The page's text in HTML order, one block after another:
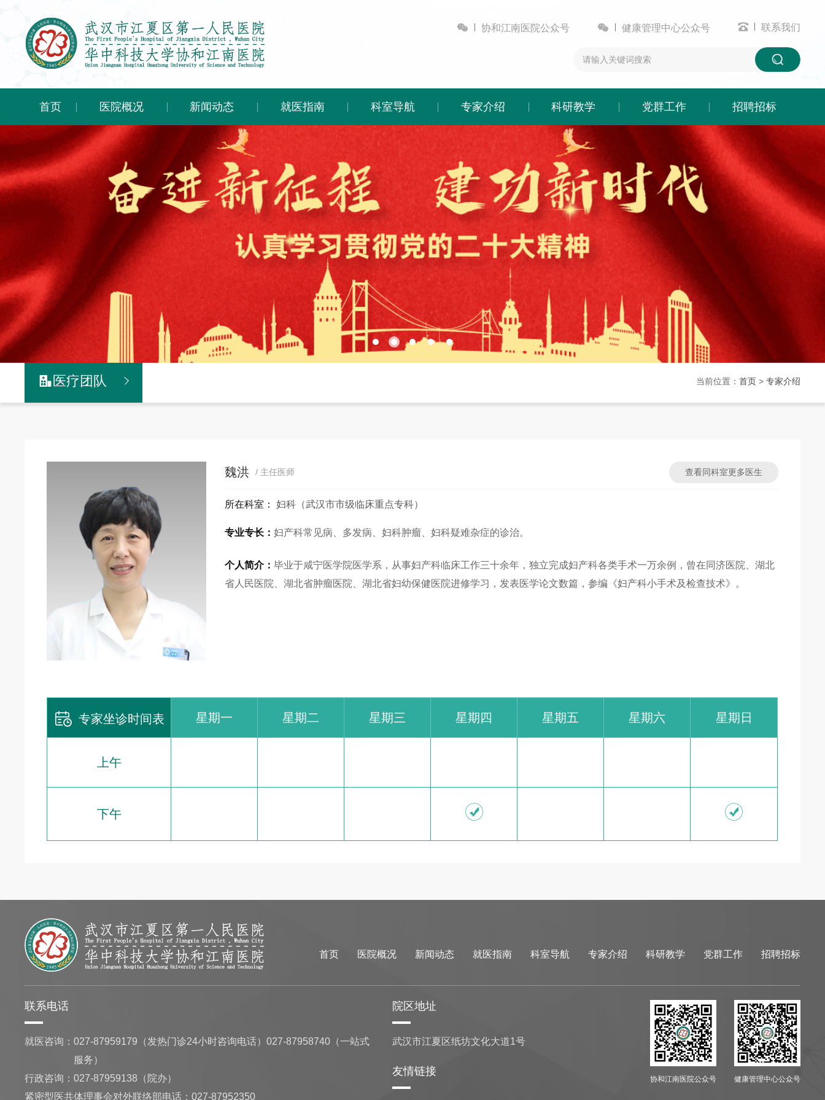
 协和江南医院公众号  健康管理中心公众号  联系我们
首页 医院概况 新闻动态 就医指南 科室导航 专家介绍 科研教学 党群工作 招聘招标
 医疗团队 当前位置： 首页> 专家介绍
查看同科室更多医生
魏洪 / 主任医师
所在科室：妇科（武汉市市级临床重点专科）
专业专长：妇产科常见病、多发病、妇科肿瘤、妇科疑难杂症的诊治。
个人简介：毕业于咸宁医学院医学系，从事妇产科临床工作三十余年，独立完成妇产科各类手术一万余例，曾在同济医院、湖北
省人民医院、湖北省肿瘤医院、湖北省妇幼保健医院进修学习，发表医学论文数篇，参编《妇产科小手术及检查技术》。
 专家坐诊时间表 星期一 星期二 星期三 星期四 星期五 星期六 星期日
上午
下午  
首页 医院概况 新闻动态 就医指南 科室导航 专家介绍 科研教学 党群工作 招聘招标
协和江南医院公众号 健康管理中心公众号
联系电话
就医咨询：027-87959179（发热门诊24小时咨询电话）027-87958740（一站式
服务）
行政咨询：027-87959138（院办）
紧密型医共体理事会对外联络部电话：027-87952350
院区地址
武汉市江夏区纸坊文化大道1号
友情链接